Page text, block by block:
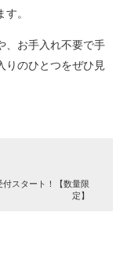
。
、お手入れ不要で手
りのひとつをぜひ見
付スタート！【数量限
定】